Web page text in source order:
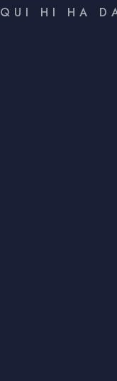
QUI HI HA